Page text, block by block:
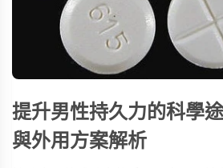
提升男性持久力的科學
與外用方案解析